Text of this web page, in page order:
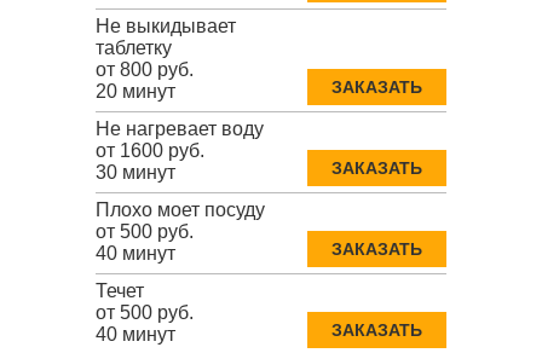
Не выкидывает
таблетку
от 800 руб.
20 минут
ЗАКАЗАТЬ
Не нагревает воду
от 1600 руб.
30 минут
ЗАКАЗАТЬ
Плохо моет посуду
от 500 руб.
40 минут
ЗАКАЗАТЬ
Течет
от 500 руб.
40 минут
ЗАКАЗАТЬ